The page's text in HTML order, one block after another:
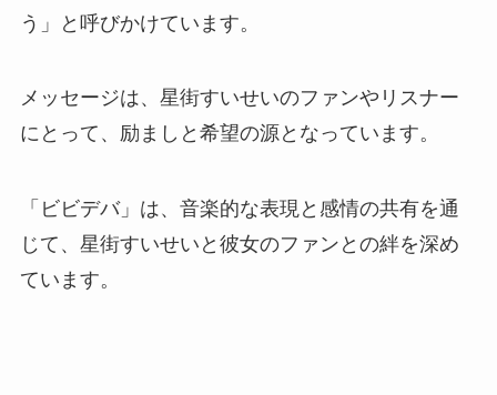
う」と呼びかけています。
メッセージは、星街すいせいのファンやリスナー
にとって、励ましと希望の源となっています。
「ビビデバ」は、音楽的な表現と感情の共有を通
じて、星街すいせいと彼女のファンとの絆を深め
ています。